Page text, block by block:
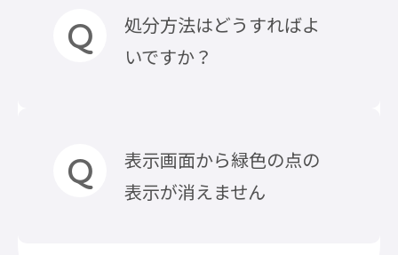
ください。
「モバイルバッテリーは飛行機
う！」
入力電圧100-240Vの充電器でし
たらお使い頂けます。 ※海外使
処分方法はどうすればよ
いですか？
小型充電式電池のリサイクルを
推進するJBRCに加盟していま
表示画面から緑色の点の
表示が消えません